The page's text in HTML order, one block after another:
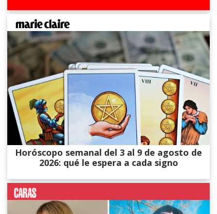
Horóscopo semanal del 3 al 9 de agosto de
2026: qué le espera a cada signo